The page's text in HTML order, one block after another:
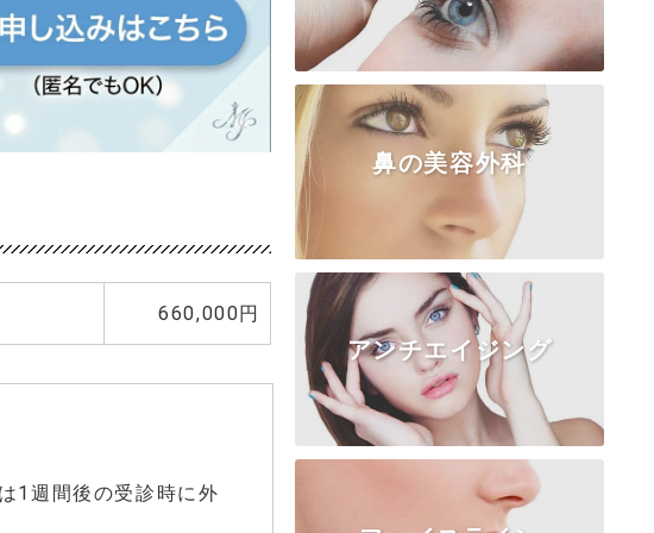
660,000円
1週間後の受診時に外
クマ・たるみ
二重埋没法
上まぶた
目頭切開
涙袋 眼瞼下垂
鼻の美容外科
TOP 隆鼻術
鼻尖形成
鼻中隔延長
鼻柱・鼻翼基部
鼻骨・ワシ鼻
小鼻形成
アンチエイジング